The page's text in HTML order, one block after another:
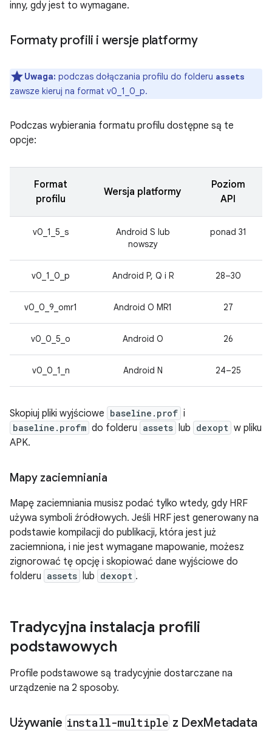
inny, gdy jest to wymagane.
Formaty profili i wersje platformy
Uwaga: podczas dołączania profilu do folderu assets
zawsze kieruj na format v0_1_0_p.
Podczas wybierania formatu profilu dostępne są te
opcje:
Format
profilu
Wersja platformy
Poziom
API
v0_1_5_s
Android S lub
nowszy
ponad 31
v0_1_0_p Android P, Q i R 28–30
v0_0_9_omr1 Android O MR1 27
v0_0_5_o Android O 26
v0_0_1_n Android N 24–25
Skopiuj pliki wyjściowe baseline.prof i
baseline.profm do folderu assets lub dexopt w pliku
APK.
Mapy zaciemniania
Mapę zaciemniania musisz podać tylko wtedy, gdy HRF
używa symboli źródłowych. Jeśli HRF jest generowany na
podstawie kompilacji do publikacji, która jest już
zaciemniona, i nie jest wymagane mapowanie, możesz
zignorować tę opcję i skopiować dane wyjściowe do
folderu assets lub dexopt .
Tradycyjna instalacja profili
podstawowych
Profile podstawowe są tradycyjnie dostarczane na
urządzenie na 2 sposoby.
Używanie install-multiple z DexMetadata